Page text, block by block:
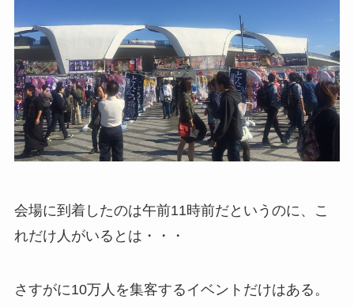
会場に到着したのは午前11時前だというのに、こ
れだけ人がいるとは・・・
さすがに10万人を集客するイベントだけはある。